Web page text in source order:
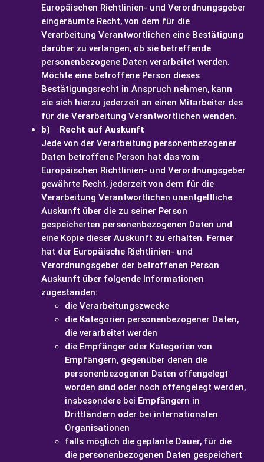
Europäischen Richtlinien- und Verordnungsgeber
eingeräumte Recht, von dem für die
Verarbeitung Verantwortlichen eine Bestätigung
darüber zu verlangen, ob sie betreffende
personenbezogene Daten verarbeitet werden.
Möchte eine betroffene Person dieses
Bestätigungsrecht in Anspruch nehmen, kann
sie sich hierzu jederzeit an einen Mitarbeiter des
für die Verarbeitung Verantwortlichen wenden.
b) Recht auf Auskunft
Jede von der Verarbeitung personenbezogener
Daten betroffene Person hat das vom
Europäischen Richtlinien- und Verordnungsgeber
gewährte Recht, jederzeit von dem für die
Verarbeitung Verantwortlichen unentgeltliche
Auskunft über die zu seiner Person
gespeicherten personenbezogenen Daten und
eine Kopie dieser Auskunft zu erhalten. Ferner
hat der Europäische Richtlinien- und
Verordnungsgeber der betroffenen Person
Auskunft über folgende Informationen
zugestanden:
die Verarbeitungszwecke
die Kategorien personenbezogener Daten,
die verarbeitet werden
die Empfänger oder Kategorien von
Empfängern, gegenüber denen die
personenbezogenen Daten offengelegt
worden sind oder noch offengelegt werden,
insbesondere bei Empfängern in
Drittländern oder bei internationalen
Organisationen
falls möglich die geplante Dauer, für die
die personenbezogenen Daten gespeichert